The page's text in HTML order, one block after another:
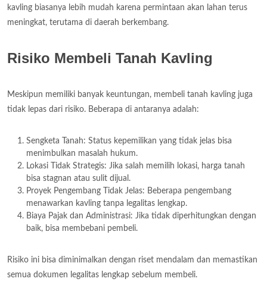
kavling biasanya lebih mudah karena permintaan akan lahan terus
meningkat, terutama di daerah berkembang.
Risiko Membeli Tanah Kavling
Meskipun memiliki banyak keuntungan, membeli tanah kavling juga
tidak lepas dari risiko. Beberapa di antaranya adalah:
Sengketa Tanah: Status kepemilikan yang tidak jelas bisa
menimbulkan masalah hukum.
Lokasi Tidak Strategis: Jika salah memilih lokasi, harga tanah
bisa stagnan atau sulit dijual.
Proyek Pengembang Tidak Jelas: Beberapa pengembang
menawarkan kavling tanpa legalitas lengkap.
Biaya Pajak dan Administrasi: Jika tidak diperhitungkan dengan
baik, bisa membebani pembeli.
Risiko ini bisa diminimalkan dengan riset mendalam dan memastikan
semua dokumen legalitas lengkap sebelum membeli.